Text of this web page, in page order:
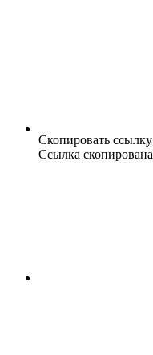
Скопировать ссылку
Ссылка скопирована